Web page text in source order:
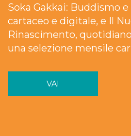
Soka Gakkai: Buddismo
cartaceo e digitale, e Il
Rinascimento,
una selezione mensile
VAI